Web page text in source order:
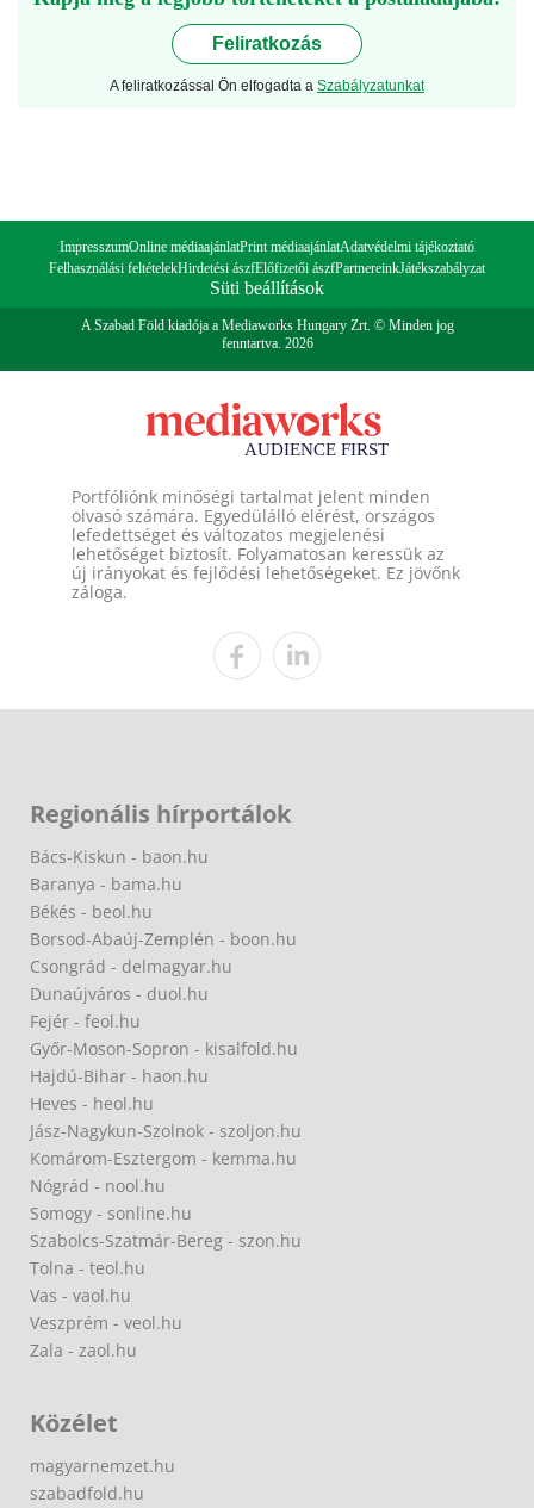
Feliratkozás
A feliratkozással Ön elfogadta a Szabályzatunkat
ImpresszumOnline médiaajánlatPrint médiaajánlatAdatvédelmi tájékoztató
Felhasználási feltételekHirdetési ászfElőfizetői ászfPartnereinkJátékszabályzat
Süti beállítások
A Szabad Föld kiadója a Mediaworks Hungary Zrt. © Minden jog
fenntartva. 2026
Portfóliónk minőségi tartalmat jelent minden
olvasó számára. Egyedülálló elérést, országos
lefedettséget és változatos megjelenési
lehetőséget biztosít. Folyamatosan keressük az
új irányokat és fejlődési lehetőségeket. Ez jövőnk
záloga.
Regionális hírportálok
Bács-Kiskun - baon.hu
Baranya - bama.hu
Békés - beol.hu
Borsod-Abaúj-Zemplén - boon.hu
Csongrád - delmagyar.hu
Dunaújváros - duol.hu
Fejér - feol.hu
Győr-Moson-Sopron - kisalfold.hu
Hajdú-Bihar - haon.hu
Heves - heol.hu
Jász-Nagykun-Szolnok - szoljon.hu
Komárom-Esztergom - kemma.hu
Nógrád - nool.hu
Somogy - sonline.hu
Szabolcs-Szatmár-Bereg - szon.hu
Tolna - teol.hu
Vas - vaol.hu
Veszprém - veol.hu
Zala - zaol.hu
Közélet
magyarnemzet.hu
szabadfold.hu